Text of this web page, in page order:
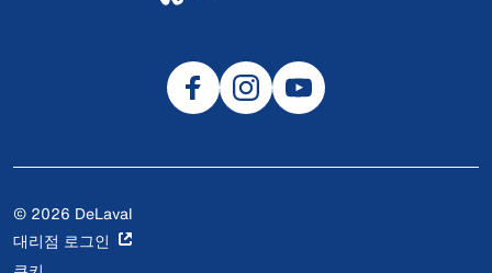
© 2026 DeLaval
대리점 로그인